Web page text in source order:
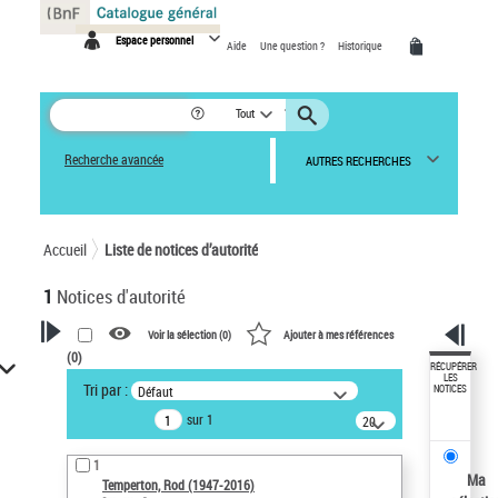
Espace personnel Aide Une question ? Historique
Tout
Recherche avancée AUTRES RECHERCHES
Accueil Liste de notices d’autorité
1 Notices d'autorité
VOTRE RECHERCHE
Recherche avancée dans les
notices d’autorité
Œuvres liées à l'auteur :
Temperton, Rod (1947-2016)
Voir la sélection (0) Ajouter à mes références
(0)
Tri par : Défaut
sur 1
20
résultats/page
1
Temperton, Rod (1947-2016)
RÉCUPÉRER
LES
NOTICES
Ma
Panneau de gestion des cookies